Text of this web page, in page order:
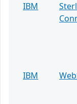
IBM
IBM